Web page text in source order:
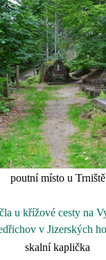
poutní místo u Trniště
skalní kaplička